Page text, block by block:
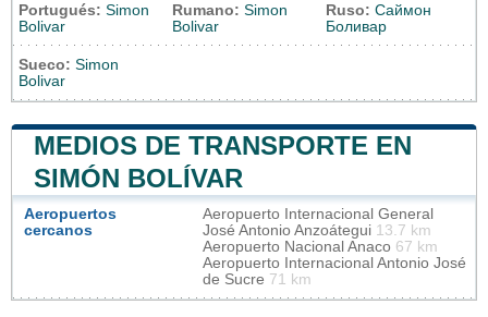
Portugués: Simon
Bolivar
Rumano: Simon
Bolivar
Ruso: Саймон
Боливар
Sueco: Simon
Bolivar
MEDIOS DE TRANSPORTE EN
SIMÓN BOLÍVAR
Aeropuertos
cercanos
Aeropuerto Internacional General
José Antonio Anzoátegui 13.7 km
Aeropuerto Nacional Anaco 67 km
Aeropuerto Internacional Antonio José
de Sucre 71 km